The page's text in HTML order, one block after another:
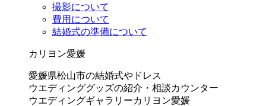
撮影について
費用について
結婚式の準備について
カリヨン愛媛
愛媛県松山市の結婚式やドレス
ウエディンググッズの紹介・相談カウンター
ウエディングギャラリーカリヨン愛媛